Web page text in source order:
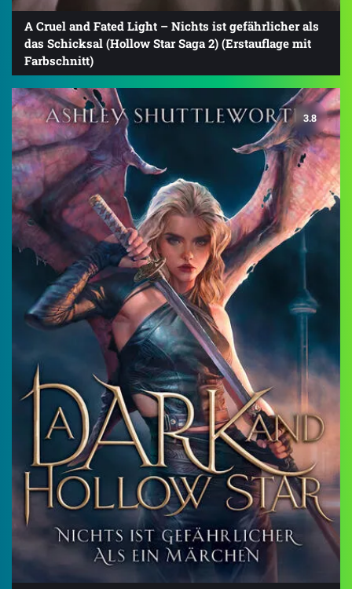
A Cruel and Fated Light – Nichts ist gefährlicher als
das Schicksal (Hollow Star Saga 2) (Erstauflage mit
Farbschnitt)
3.8